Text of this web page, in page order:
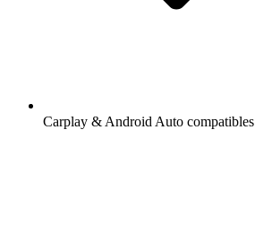
Carplay & Android Auto compatibles